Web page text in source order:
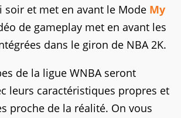
soir et met en avant le Mode My
de gameplay met en avant les
dans le giron de NBA 2K.
de la ligue WNBA seront
leurs caractéristiques propres et
proche de la réalité. On vous